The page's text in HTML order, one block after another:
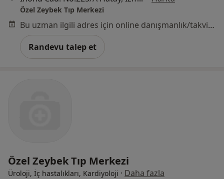
Özel Zeybek Tıp Merkezi
Bu uzman ilgili adres için online danışmanlık/takvim sunmuyor.
Randevu talep et
Özel Zeybek Tıp Merkezi
Üroloji, İç hastalıkları, Kardiyoloji · Daha fazla